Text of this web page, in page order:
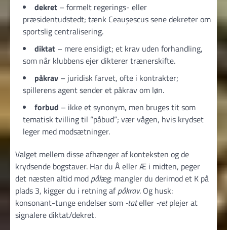
dekret – formelt regerings- eller
præsidentudstedt; tænk Ceaușescus sene dekreter om
sportslig centralisering.
diktat – mere ensidigt; et krav uden forhandling,
som når klubbens ejer dikterer trænerskifte.
påkrav – juridisk farvet, ofte i kontrakter;
spillerens agent sender et påkrav om løn.
forbud – ikke et synonym, men bruges tit som
tematisk tvilling til “påbud”; vær vågen, hvis krydset
leger med modsætninger.
Valget mellem disse afhænger af konteksten og de
krydsende bogstaver. Har du Å eller Æ i midten, peger
det næsten altid mod pålæg; mangler du derimod et K på
plads 3, kigger du i retning afpåkrav. Og husk:
konsonant-tunge endelser som -tateller -retplejer at
signalere diktat/dekret.